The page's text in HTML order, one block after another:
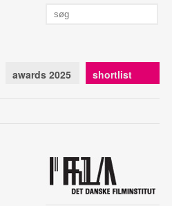
awards 2025 shortlist